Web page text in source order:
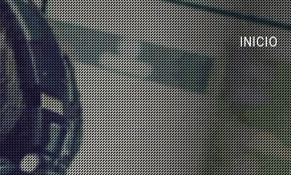
INICIO